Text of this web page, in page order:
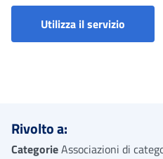
Utilizza il servizio
Rivolto a:
CategorieAssociazioni di